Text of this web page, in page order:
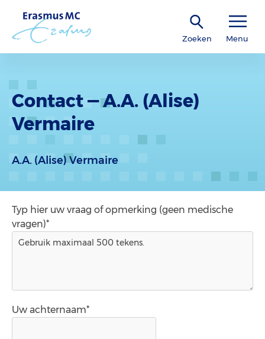
Zoeken Menu
Contact — A.A. (Alise)
Vermaire
A.A. (Alise) Vermaire
Typ hier uw vraag of opmerking (geen medische
vragen)*
Uw achternaam*